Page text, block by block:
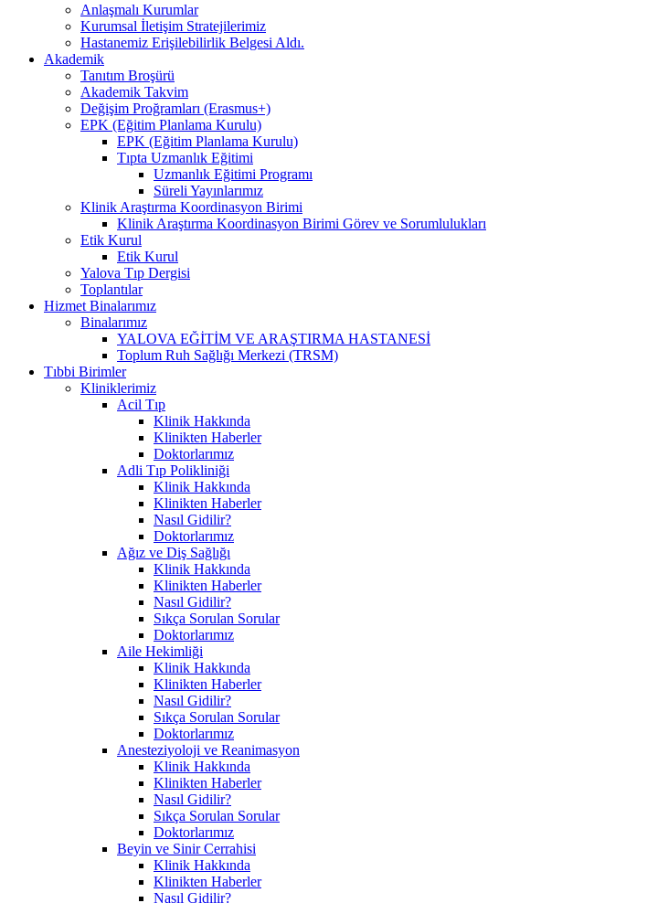
Anlaşmalı Kurumlar
Kurumsal İletişim Stratejilerimiz
Hastanemiz Erişilebilirlik Belgesi Aldı.
Akademik
Tanıtım Broşürü
Akademik Takvim
Değişim Proğramları (Erasmus+)
EPK (Eğitim Planlama Kurulu)
EPK (Eğitim Planlama Kurulu)
Tıpta Uzmanlık Eğitimi
Uzmanlık Eğitimi Programı
Süreli Yayınlarımız
Klinik Araştırma Koordinasyon Birimi
Klinik Araştırma Koordinasyon Birimi Görev ve Sorumlulukları
Etik Kurul
Etik Kurul
Yalova Tıp Dergisi
Toplantılar
Hizmet Binalarımız
Binalarımız
YALOVA EĞİTİM VE ARAŞTIRMA HASTANESİ
Toplum Ruh Sağlığı Merkezi (TRSM)
Tıbbi Birimler
Kliniklerimiz
Acil Tıp
Klinik Hakkında
Klinikten Haberler
Doktorlarımız
Adli Tıp Polikliniği
Klinik Hakkında
Klinikten Haberler
Nasıl Gidilir?
Doktorlarımız
Ağız ve Diş Sağlığı
Klinik Hakkında
Klinikten Haberler
Nasıl Gidilir?
Sıkça Sorulan Sorular
Doktorlarımız
Aile Hekimliği
Klinik Hakkında
Klinikten Haberler
Nasıl Gidilir?
Sıkça Sorulan Sorular
Doktorlarımız
Anesteziyoloji ve Reanimasyon
Klinik Hakkında
Klinikten Haberler
Nasıl Gidilir?
Sıkça Sorulan Sorular
Doktorlarımız
Beyin ve Sinir Cerrahisi
Klinik Hakkında
Klinikten Haberler
Nasıl Gidilir?